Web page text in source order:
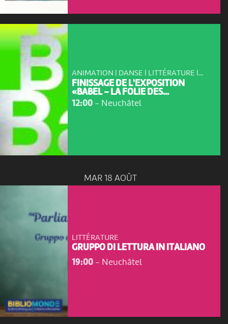
ANIMATION | DANSE | LITTÉRATURE |...
FINISSAGE DE L'EXPOSITION
«BABEL – LA FOLIE DES...
12:00- Neuchâtel
MAR 18 AOÛT
LITTÉRATURE
GRUPPO DI LETTURA IN ITALIANO
19:00- Neuchâtel